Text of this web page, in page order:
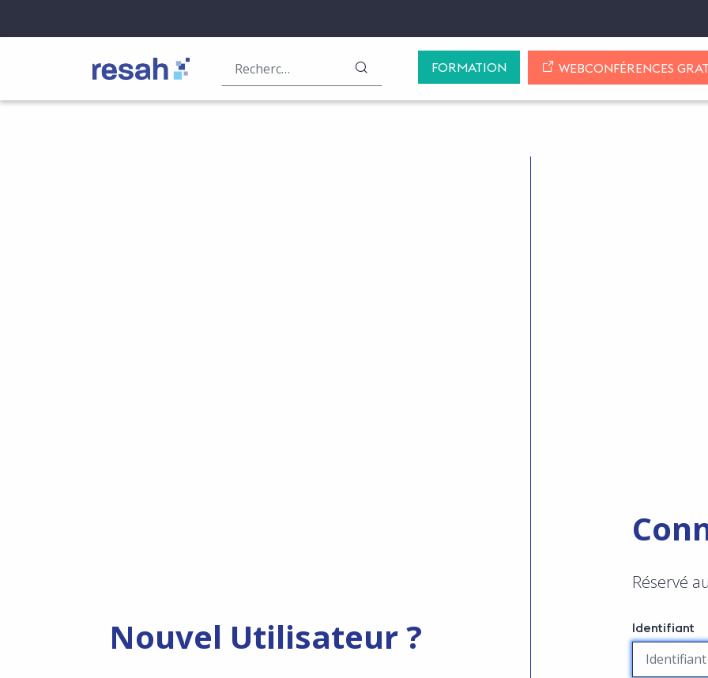
Logo Resah LANCER LA RECHERCHE
FORMATION WEBCONFÉRENCES
Nouvel Utilisateur ?
Réservé
Identifiant